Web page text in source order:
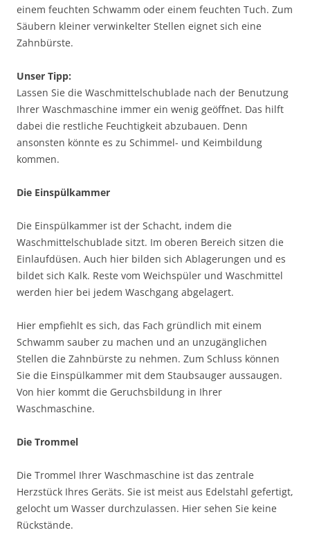
einem feuchten Schwamm oder einem feuchten Tuch. Zum
Säubern kleiner verwinkelter Stellen eignet sich eine
Zahnbürste.
Unser Tipp:
Lassen Sie die Waschmittelschublade nach der Benutzung
Ihrer Waschmaschine immer ein wenig geöffnet. Das hilft
dabei die restliche Feuchtigkeit abzubauen. Denn
ansonsten könnte es zu Schimmel- und Keimbildung
kommen.
Die Einspülkammer
Die Einspülkammer ist der Schacht, indem die
Waschmittelschublade sitzt. Im oberen Bereich sitzen die
Einlaufdüsen. Auch hier bilden sich Ablagerungen und es
bildet sich Kalk. Reste vom Weichspüler und Waschmittel
werden hier bei jedem Waschgang abgelagert.
Hier empfiehlt es sich, das Fach gründlich mit einem
Schwamm sauber zu machen und an unzugänglichen
Stellen die Zahnbürste zu nehmen. Zum Schluss können
Sie die Einspülkammer mit dem Staubsauger aussaugen.
Von hier kommt die Geruchsbildung in Ihrer
Waschmaschine.
Die Trommel
Die Trommel Ihrer Waschmaschine ist das zentrale
Herzstück Ihres Geräts. Sie ist meist aus Edelstahl gefertigt,
gelocht um Wasser durchzulassen. Hier sehen Sie keine
Rückstände.